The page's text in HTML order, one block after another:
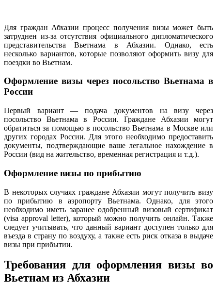
Для граждан Абхазии процесс получения визы может быть
затруднен из-за отсутствия официального дипломатического
представительства Вьетнама в Абхазии. Однако, есть
несколько вариантов, которые позволяют оформить визу для
поездки во Вьетнам.
Оформление визы через посольство Вьетнама в
России
Первый вариант — подача документов на визу через
посольство Вьетнама в России. Граждане Абхазии могут
обратиться за помощью в посольство Вьетнама в Москве или
других городах России. Для этого необходимо предоставить
документы, подтверждающие ваше легальное нахождение в
России (вид на жительство, временная регистрация и т.д.).
Оформление визы по прибытию
В некоторых случаях граждане Абхазии могут получить визу
по прибытию в аэропорту Вьетнама. Однако, для этого
необходимо иметь заранее одобренный визовый сертификат
(visa approval letter), который можно получить онлайн. Также
следует учитывать, что данный вариант доступен только для
въезда в страну по воздуху, а также есть риск отказа в выдаче
визы при прибытии.
Требования для оформления визы во
Вьетнам из Абхазии